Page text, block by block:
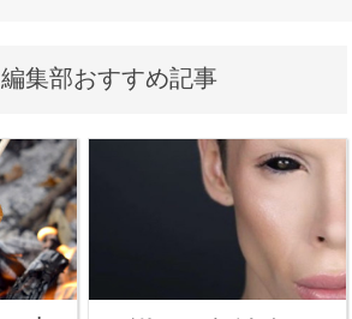
編集部おすすめ記事